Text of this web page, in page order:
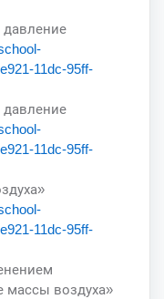
давление
11dc-95ff-
давление
11dc-95ff-
11dc-95ff-
массы воздуха»